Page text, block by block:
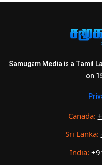
Samugam Media is a Tamil
on
Canada:
Sri Lanka:
India: